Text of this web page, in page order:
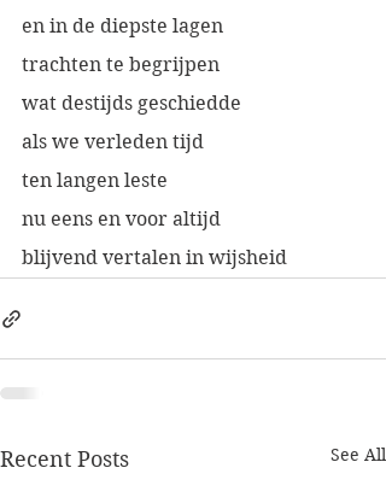
en in de diepste lagen
trachten te begrijpen
wat destijds geschiedde
als we verleden tijd
ten langen leste
nu eens en voor altijd
blijvend vertalen in wijsheid
Recent Posts See All